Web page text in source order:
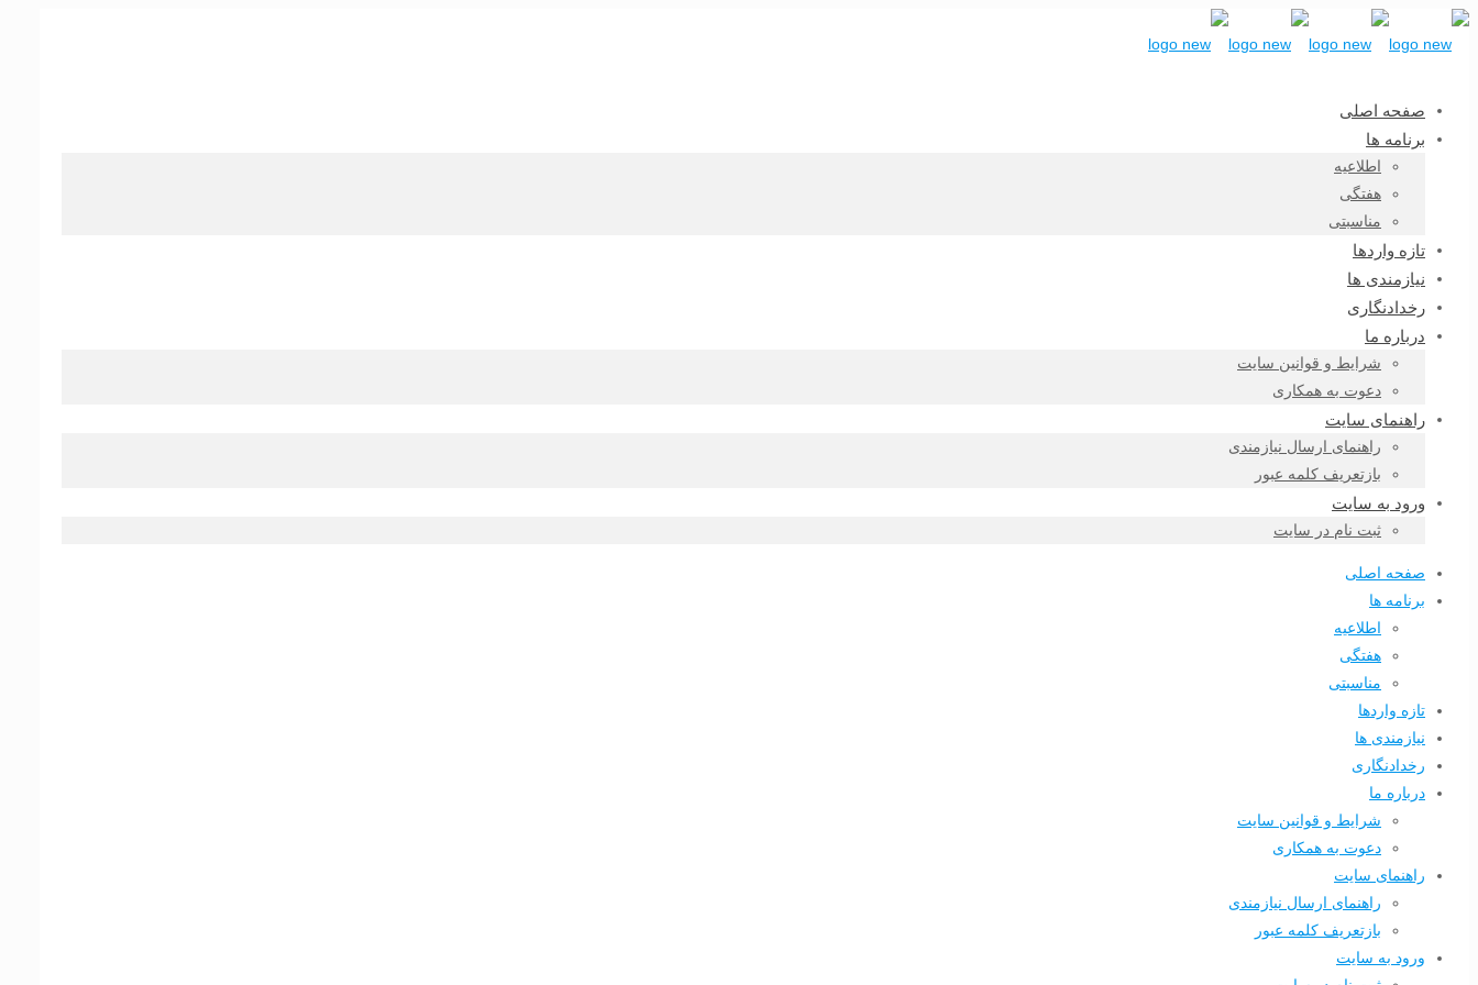
صفحه اصلی
برنامه ها
اطلاعیه
هفتگی
مناسبتی
تازه واردها
نیازمندی ها
رخدادنگاری
درباره ما
شرایط و قوانین سایت
دعوت به همکاری
راهنمای سایت
راهنمای ارسال نیازمندی
بازتعریف کلمه عبور
ورود به سایت
ثبت نام در سایت
صفحه اصلی
برنامه ها
اطلاعیه
هفتگی
مناسبتی
تازه واردها
نیازمندی ها
رخدادنگاری
درباره ما
شرایط و قوانین سایت
دعوت به همکاری
راهنمای سایت
راهنمای ارسال نیازمندی
بازتعریف کلمه عبور
ورود به سایت